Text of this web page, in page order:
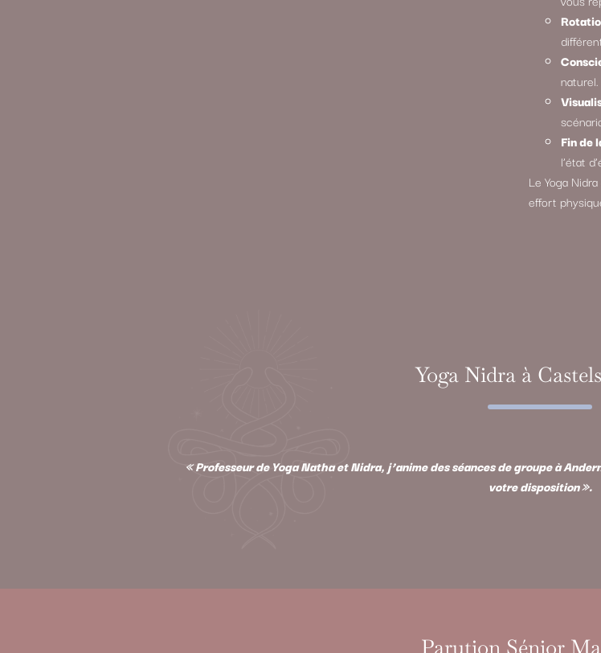
naturel.
Fin de
l’état
Le Yoga
effort
Yoga Nidra à
« Professeur de Yoga Natha et Nidra, j’anime des séances de groupe à
votre disposition ».
Parution Sénior